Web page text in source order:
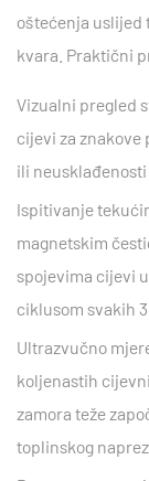
oštećenja uslijed
kvara. Praktični
Vizualni pregled
cijevi za
ili
Ispitivanje
magnetskim
spojevima cijevi
ciklusom svakih
Ultrazvučno
koljenastih
zamora teže
toplinskog